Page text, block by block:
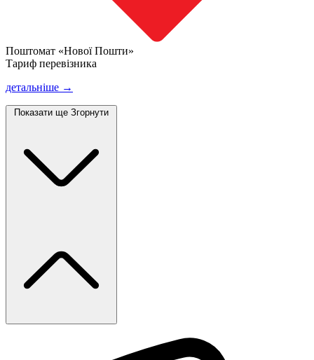
Поштомат «Нової Пошти»
Тариф перевізника
детальніше →
Показати ще Згорнути